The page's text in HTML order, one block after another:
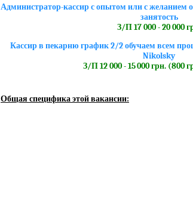
Администратор-кассир с опытом или с желанием
занятость
З/П 17 000 - 20 000
Кассир в пекарню график 2/2 обучаем всем
Nikolsky
З/П 12 000 - 15 000 грн. (800
Общая специфика этой вакансии: